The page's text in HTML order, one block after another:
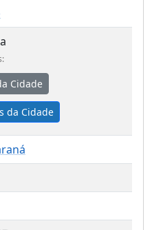
Cidade
da Cidade